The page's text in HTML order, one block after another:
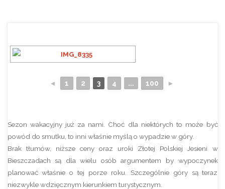
◄ 1 2 3 4 ... 100 ►
Sezon wakacyjny już za nami. Choć dla niektórych to może być
powód do smutku, to inni właśnie myślą o wypadzie w góry.
Brak tłumów, niższe ceny oraz uroki Złotej Polskiej Jesieni w
Bieszczadach są dla wielu osób argumentem by wypoczynek
planować właśnie o tej porze roku. Szczególnie góry są teraz
niezwykle wdzięcznym kierunkiem turystycznym.